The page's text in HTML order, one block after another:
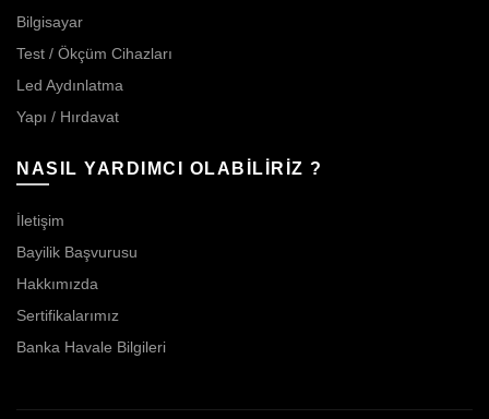
Bilgisayar
Test / Ökçüm Cihazları
Led Aydınlatma
Yapı / Hırdavat
NASIL YARDIMCI OLABİLİRİZ ?
İletişim
Bayilik Başvurusu
Hakkımızda
Sertifikalarımız
Banka Havale Bilgileri